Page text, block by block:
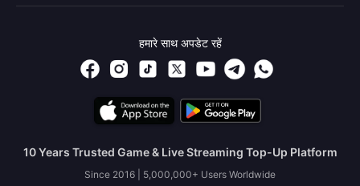
हमारे साथ अपडेट रहें
10 Years Trusted Game & Live Streaming Top-Up Platform
Since 2016 | 5,000,000+ Users Worldwide